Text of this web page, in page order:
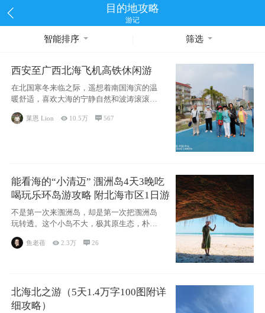
目的地攻略
游记
智能排序 筛选
西安至广西北海飞机高铁休闲游
在北国寒冬来临之际，遥想着南国海滨的温
暖舒适，喜欢大海的宁静自然和波涛滚滚，
海滨城市
莱恩 Lion  10.5万  567
能看海的“小清迈” 涠洲岛4天3晚吃
喝玩乐环岛游攻略 附北海市区1日游
不是第一次来涠洲岛，却是第一次把涠洲岛
玩转透。这个小岛不大，极其原生态，朴
鱼老蓓 2.3万 26
北海北之游（5天1.4万字100图附详
细攻略）